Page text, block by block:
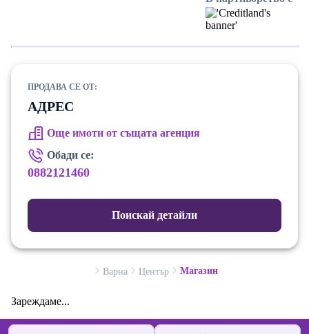
ПРОДАВА СЕ ОТ:
АДРЕС
Още имоти от същата агенция
Обади се:
0882121460
Поискай детайли
Варна Център Магазин
Зареждаме...